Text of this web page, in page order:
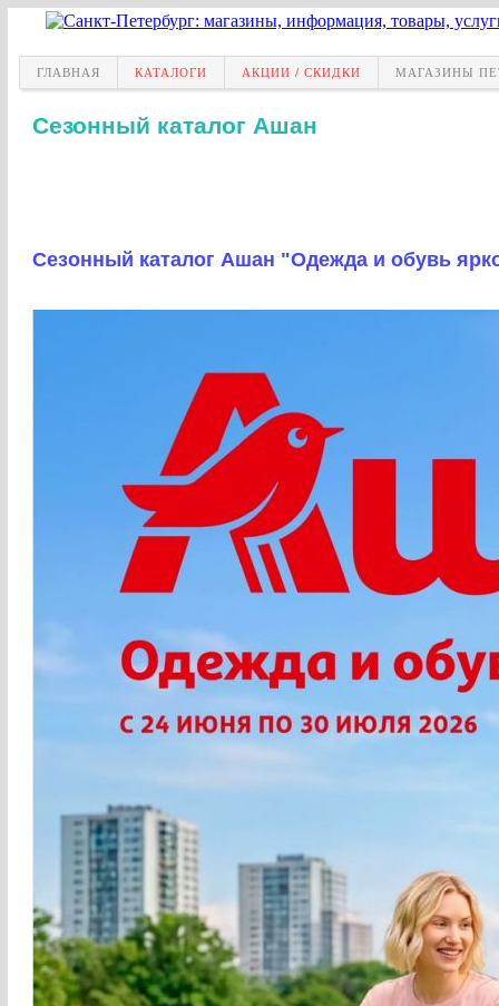
ГЛАВНАЯ КАТАЛОГИ АКЦИИ / СКИДКИ МАГАЗИНЫ
Сезонный каталог Ашан
Сезонный каталог Ашан "Одежда и обувь